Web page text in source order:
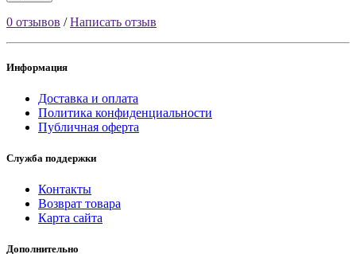
0 отзывов /Написать отзыв
Информация
Доставка и оплата
Политика конфиденциальности
Публичная оферта
Служба поддержки
Контакты
Возврат товара
Карта сайта
Дополнительно